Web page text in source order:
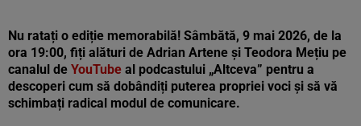
Nu ratați o ediție memorabilă! Sâmbătă, 9 mai 2026, de la
ora 19:00, fiți alături de Adrian Artene și Teodora Mețiu pe
canalul de YouTube al podcastului „Altceva” pentru a
descoperi cum să dobândiți puterea propriei voci și să vă
schimbați radical modul de comunicare.